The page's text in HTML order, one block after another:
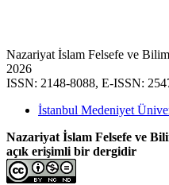
Nazariyat İslam Felsefe ve
2026
ISSN: 2148-8088, E-ISSN:
İstanbul Medeniyet
Nazariyat İslam Felsefe ve
açık erişimli bir dergidir